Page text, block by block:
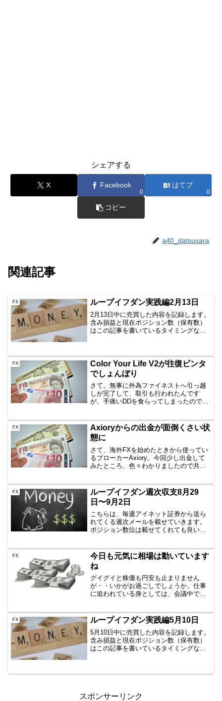
シェアする
X Facebook
0
はてブ
0
コピー
a40_datsusara
関連記事
FX ループイフダン実践編2月13日
2月13日中に売買した内容を記録します。
含み損益と現在ポジション数（保有数）
はこの記事を書いているタイミングなの
すので、公開です。A...
FX
Color Your Life V2が往復ビンタ
でしょんぼり
さて、無事に外為ファイネストへ引っ越
しが完了して、取引も行われたんです
が、手痛いDDを食らってしまったのでそ
し、3.5万円プラスでした。しかし、13日
にロングした後、が...
FX
Axioryからの出金が面倒くさい状
態に
さて、海外FXを始めたときから使ってい
るブローカーAxiory。今回少し出金して
みたところ、色々わかりましたので共有
ドのほうへお金を回そうと思い立ち
Axioryから出...
FX
ループイフダン週次収支8月29
日〜9月2日
こちらは、毎週アイネット証券から送ら
れてくる週次メールを載せていきます。
ポジション数位は載せてくれても良い気
年8月29日～2016年9月2日のシストレi-
NET...
FX
今日も元気に相場は動いています
ね
グイグイと株価も円安も止まりません
が・・いかがお過ごしでしょうか。仕事
に追われている身としては、会議中で見
よね。でもでも、現在の年収より稼いで
早期リタイアするんだぁって...
FX ループイフダン実践編5月10日
5月10日中に売買した内容を記録します。
含み損益と現在ポジション数（保有数）
はこの記事を書いているタイミングなの
スポンサーリンク